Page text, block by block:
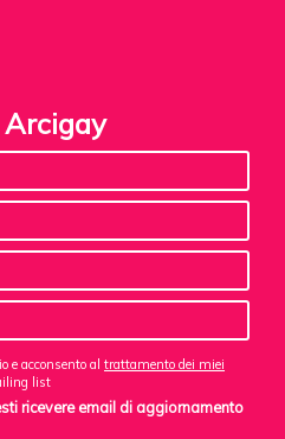
e acconsento al trattamento dei miei
list
ricevere email di aggiornamento